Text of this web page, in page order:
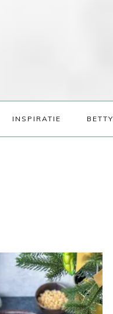
INSPIRATIE BETTY